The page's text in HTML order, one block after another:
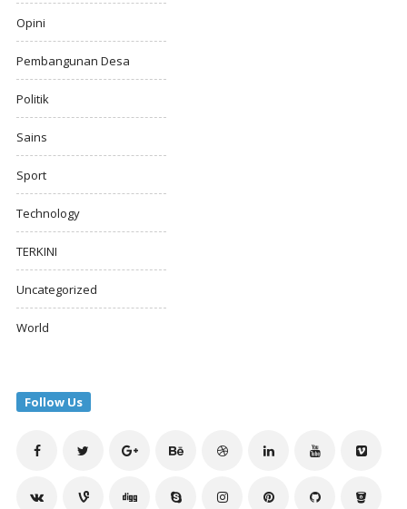
Opini
Pembangunan Desa
Politik
Sains
Sport
Technology
TERKINI
Uncategorized
World
Follow Us